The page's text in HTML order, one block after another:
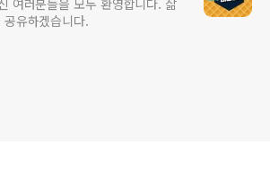
여러분들을 모두 환영합니다. 삶
유하겠습니다.